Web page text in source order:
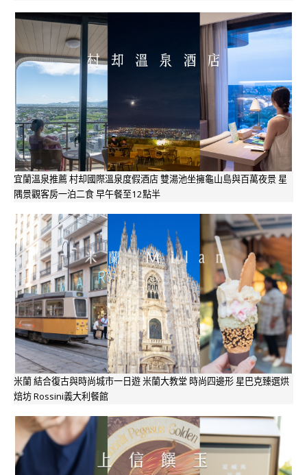
宜蘭溫泉推薦 村却國際溫泉度假酒店 雙湯池坐擁龜山島與百萬夜景 星
隅景觀客房一泊二食 早午餐至12點半
米蘭 結合復古與時尚城市一日遊 米蘭大教堂 時尚四邊形 星巴克臻選烘
焙坊 Rossini義大利餐館